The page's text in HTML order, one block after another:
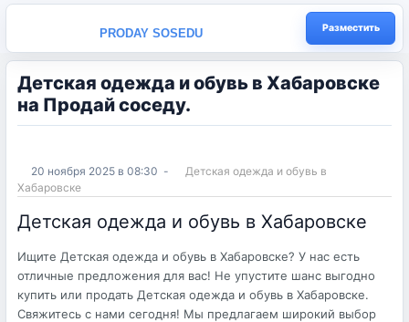
PRODAY SOSEDU Разместить
Детская одежда и обувь в Хабаровске
на Продай соседу.
20 ноября 2025 в 08:30 -
Детская одежда и обувь в
Хабаровске
Детская одежда и обувь в Хабаровске
Ищите Детская одежда и обувь в Хабаровске? У нас есть
отличные предложения для вас! Не упустите шанс выгодно
купить или продать Детская одежда и обувь в Хабаровске.
Свяжитесь с нами сегодня! Мы предлагаем широкий выбор